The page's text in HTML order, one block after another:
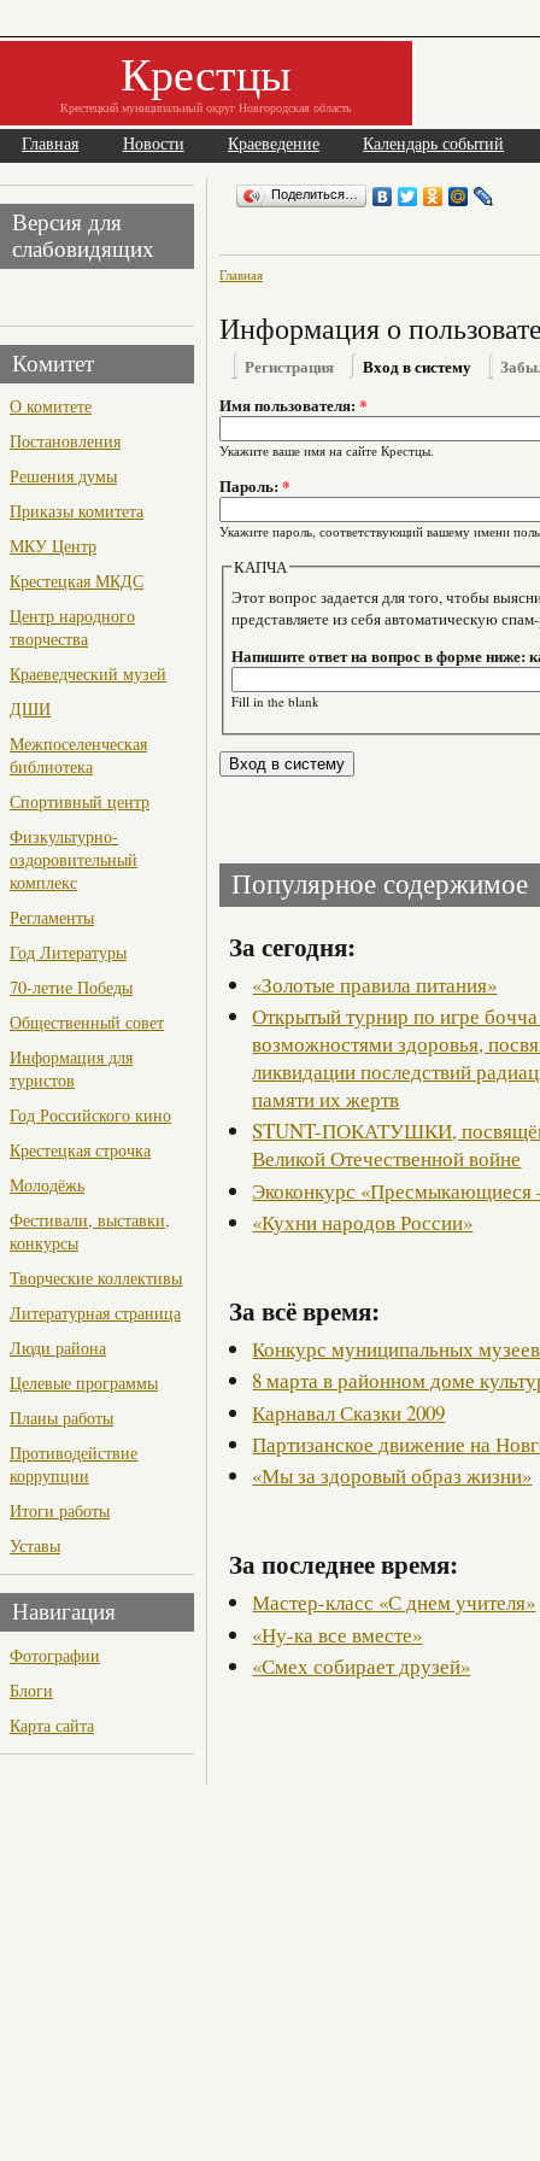
Крестцы
Крестецкий муниципальный округ Новгородская область
Главная Новости Краеведение Календарь событий
Версия для
слабовидящих
Комитет
О комитете
Постановления
Решения думы
Приказы комитета
МКУ Центр
Крестецкая МКДС
Центр народного
творчества
Краеведческий музей
ДШИ
Межпоселенческая
библиотека
Спортивный центр
Физкультурно-
оздоровительный
комплекс
Регламенты
Год Литературы
70-летие Победы
Общественный совет
Информация для
туристов
Год Российского кино
Крестецкая строчка
Молодёжь
Фестивали, выставки,
конкурсы
Творческие коллективы
Литературная страница
Люди района
Целевые программы
Планы работы
Противодействие
коррупции
Итоги работы
Уставы
Навигация
Фотографии
Блоги
Карта сайта
Поделиться…
Главная
Информация о
Регистрация Вход в систему
Имя пользователя: *
Укажите ваше имя на сайте Крестцы.
Пароль: *
Укажите пароль, соответствующий вашему имени
КАПЧА
Этот вопрос задается для того, чтобы выяснить,
представляете из себя автоматическую
Напишите ответ на вопрос в форме ниже:
Fill in the blank
Популярное содержимое
За сегодня:
«Золотые правила питания»
Открытый турнир по игре
возможностями здоровья,
ликвидации последствий
памяти их жертв
STUNT-ПОКАТУШКИ,
Великой Отечественной войне
Экоконкурс «Пресмыкающиеся
«Кухни народов России»
За всё время:
Конкурс муниципальных музеев
8 марта в районном доме
Карнавал Сказки 2009
Партизанское движение на
«Мы за здоровый образ жизни»
За последнее время:
Мастер-класс «С днем учителя»
«Ну-ка все вместе»
«Смех собирает друзей»